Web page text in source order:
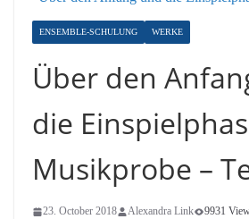
ENSEMBLE-SCHULUNG WERKE
Über den
die
Musikprobe –
23. October 2018 Alexandra Link 9931